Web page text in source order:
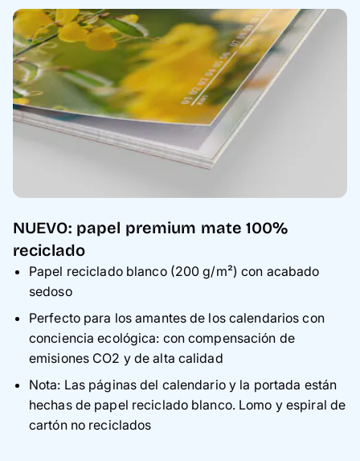
NUEVO: papel premium mate 100%
reciclado
Papel reciclado blanco (200 g/m²) con acabado
sedoso
Perfecto para los amantes de los calendarios con
conciencia ecológica: con compensación de
emisiones CO2 y de alta calidad
Nota: Las páginas del calendario y la portada están
hechas de papel reciclado blanco. Lomo y espiral de
cartón no reciclados